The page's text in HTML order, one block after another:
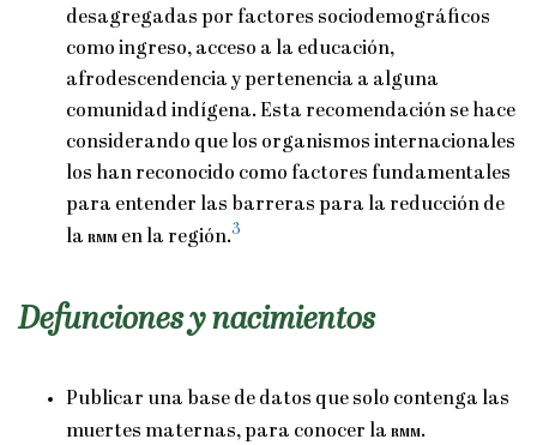
desagregadas por factores sociodemográficos
como ingreso, acceso a la educación,
afrodescendencia y pertenencia a alguna
comunidad indígena. Esta recomendación se hace
considerando que los organismos internacionales
los han reconocido como factores fundamentales
para entender las barreras para la reducción de
la rmm en la región.3
Defunciones y nacimientos
Publicar una base de datos que solo contenga las
muertes maternas, para conocer la rmm.